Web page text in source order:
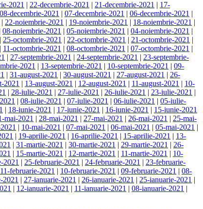
2021 | 22-decembrie-2021 | 21-decembrie-2021 | 17-
08-decembrie-2021 | 07-decembrie-2021 | 06-decembrie-2021 |
| 22-noiembrie-2021 | 19-noiembrie-2021 | 18-noiembrie-2021 |
08-noiembrie-2021 | 05-noiembrie-2021 | 04-noiembrie-2021 |
| 25-octombrie-2021 | 22-octombrie-2021 | 21-octombrie-2021 |
| 11-octombrie-2021 | 08-octombrie-2021 | 07-octombrie-2021 |
| 27-septembrie-2021 | 24-septembrie-2021 | 23-septembrie-
2021 | 13-septembrie-2021 | 10-septembrie-2021 | 09-
| 31-august-2021 | 30-august-2021 | 27-august-2021 | 26-
2021 | 13-august-2021 | 12-august-2021 | 11-august-2021 | 10-
| 28-iulie-2021 | 27-iulie-2021 | 26-iulie-2021 | 23-iulie-2021 |
| 08-iulie-2021 | 07-iulie-2021 | 06-iulie-2021 | 05-iulie-
| 18-iunie-2021 | 17-iunie-2021 | 16-iunie-2021 | 15-iunie-2021
mai-2021 | 28-mai-2021 | 27-mai-2021 | 26-mai-2021 | 25-mai-
| 10-mai-2021 | 07-mai-2021 | 06-mai-2021 | 05-mai-2021 |
| 19-aprilie-2021 | 16-aprilie-2021 | 15-aprilie-2021 | 13-
| 31-martie-2021 | 30-martie-2021 | 29-martie-2021 | 26-
| 15-martie-2021 | 12-martie-2021 | 11-martie-2021 | 10-
2021 | 25-februarie-2021 | 24-februarie-2021 | 23-februarie-
11-februarie-2021 | 10-februarie-2021 | 09-februarie-2021 | 08-
2021 | 27-ianuarie-2021 | 26-ianuarie-2021 | 25-ianuarie-2021 |
| 12-ianuarie-2021 | 11-ianuarie-2021 | 08-ianuarie-2021 |